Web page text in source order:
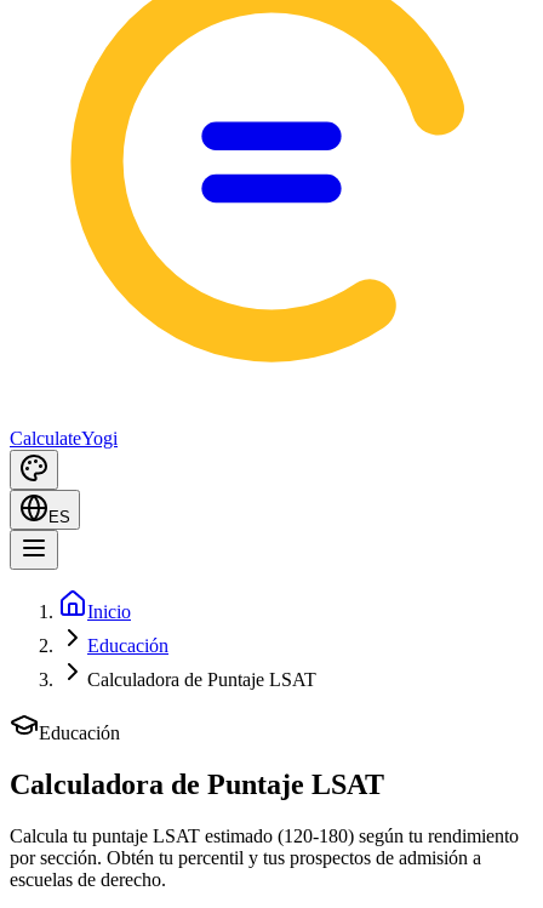
CalculateYogi
ES
Inicio
Educación
Calculadora de Puntaje LSAT
Educación
Calculadora de Puntaje LSAT
Calcula tu puntaje LSAT estimado (120-180) según tu rendimiento
por sección. Obtén tu percentil y tus prospectos de admisión a
escuelas de derecho.